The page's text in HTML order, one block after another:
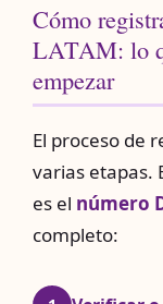
Cómo
LATAM: lo
empezar
El proceso de
varias etapas.
es el número
completo: